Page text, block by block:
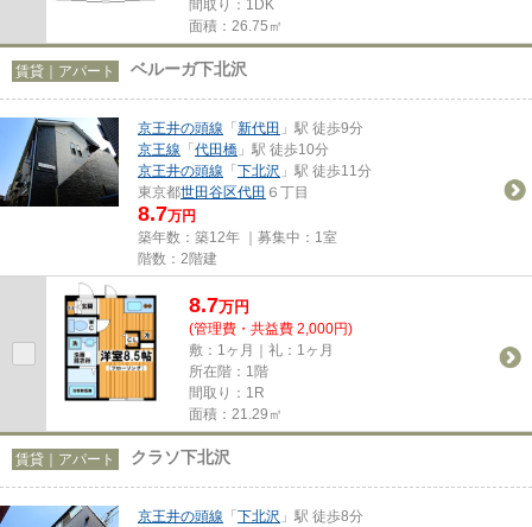
間取り：1DK
面積：26.75㎡
賃貸｜アパート ベルーガ下北沢
京王井の頭線 「新代田 」駅 徒歩9分
京王線 「代田橋 」駅 徒歩10分
京王井の頭線 「下北沢 」駅 徒歩11分
東京都世田谷区代田 ６丁目
8.7万円
築年数：築12年 ｜募集中： 1室
階数：2階建
8.7万円
(管理費・共益費 2,000円)
敷：1ヶ月｜礼：1ヶ月
所在階：1階
間取り：1R
面積：21.29㎡
賃貸｜アパート クラソ下北沢
京王井の頭線 「下北沢 」駅 徒歩8分